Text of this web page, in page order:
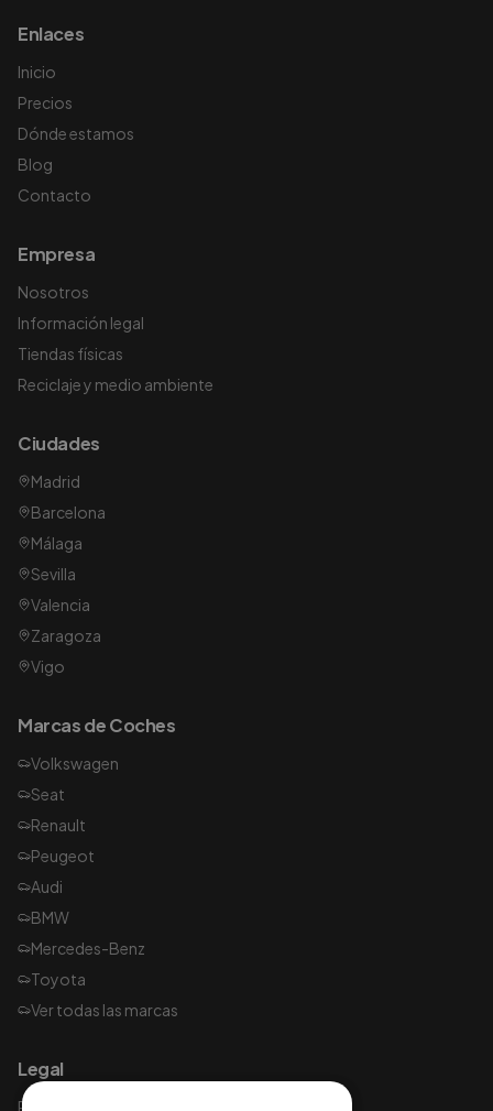
Enlaces
Inicio
Precios
Dónde estamos
Blog
Contacto
Empresa
Nosotros
Información legal
Tiendas físicas
Reciclaje y medio ambiente
Ciudades
Madrid
Barcelona
Málaga
Sevilla
Valencia
Zaragoza
Vigo
Marcas de Coches
Volkswagen
Seat
Renault
Peugeot
Audi
BMW
Mercedes-Benz
Toyota
Ver todas las marcas
Legal
Política de privacidad